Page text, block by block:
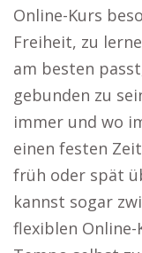
Online-Kurs
Freiheit, zu
am besten
gebunden zu
immer und wo
einen festen
früh oder spät
kannst sogar
flexiblen